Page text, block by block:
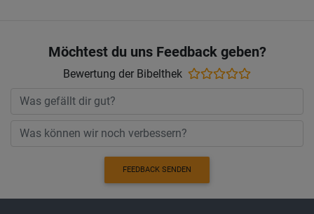
Möchtest du uns Feedback geben?
Bewertung der Bibelthek
FEEDBACK SENDEN